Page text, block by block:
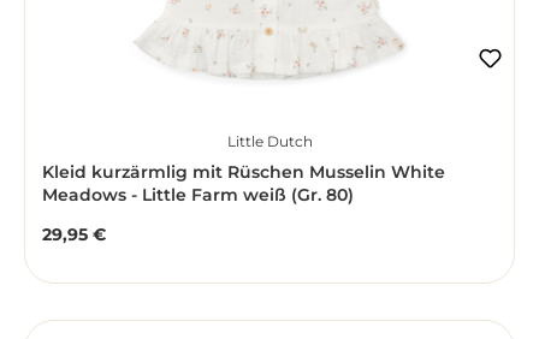
Little Dutch
Kleid kurzärmlig mit Rüschen Musselin White
Meadows - Little Farm weiß (Gr. 80)
Regulärer Preis:
29,95 €